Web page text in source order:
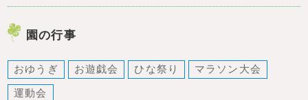
園の行事
おゆうぎ お遊戯会 ひな祭り
マラソン大会
運動会